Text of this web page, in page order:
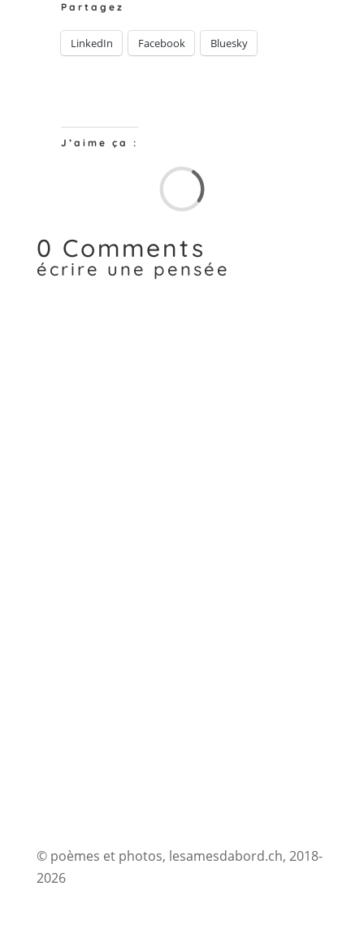
Partagez
LinkedIn Facebook Bluesky
J’aime ça :
0 Comments
écrire une pensée
© poèmes et photos, lesamesdabord.ch, 2018-
2026